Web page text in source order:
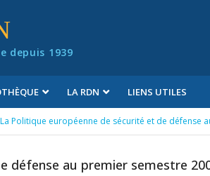
depuis 1939
LA RDN LIENS UTILES
La Politique européenne de sécurité et de défense
défense au premier semestre